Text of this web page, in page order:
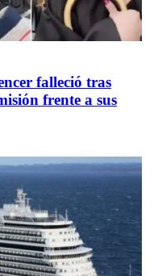
falleció tras
frente a sus